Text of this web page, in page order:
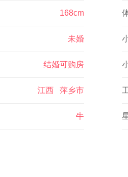
168cm
未婚
结婚可购房
江西 萍乡市
牛